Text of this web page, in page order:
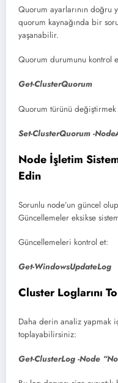
Quorum ayarlarının doğru
quorum kaynağında bir
yaşanabilir.
Quorum durumunu kontrol
Get-ClusterQuorum
Quorum türünü
Set-ClusterQuorum -
Node İşletim
Edin
Sorunlu node’un güncel
Güncellemeler eksikse
Güncellemeleri kontrol et:
Get-WindowsUpdateLog
Cluster Loglarını
Daha derin analiz yapmak
toplayabilirsiniz:
Get-ClusterLog -Node